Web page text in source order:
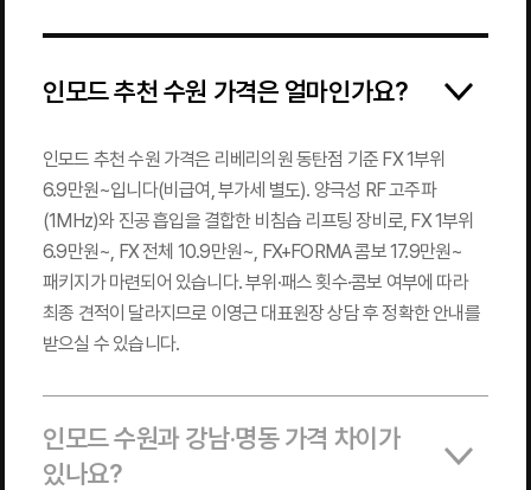
인모드 추천 수원 가격은 얼마인가요?
인모드 추천 수원 가격은 리베리의원 동탄점 기준 FX 1부위
6.9만원~입니다(비급여, 부가세 별도). 양극성 RF 고주파
(1MHz)와 진공 흡입을 결합한 비침습 리프팅 장비로, FX 1부위
6.9만원~, FX 전체 10.9만원~, FX+FORMA 콤보 17.9만원~
패키지가 마련되어 있습니다. 부위·패스 횟수·콤보 여부에 따라
최종 견적이 달라지므로 이영근 대표원장 상담 후 정확한 안내를
받으실 수 있습니다.
인모드 수원과 강남·명동 가격 차이가
있나요?